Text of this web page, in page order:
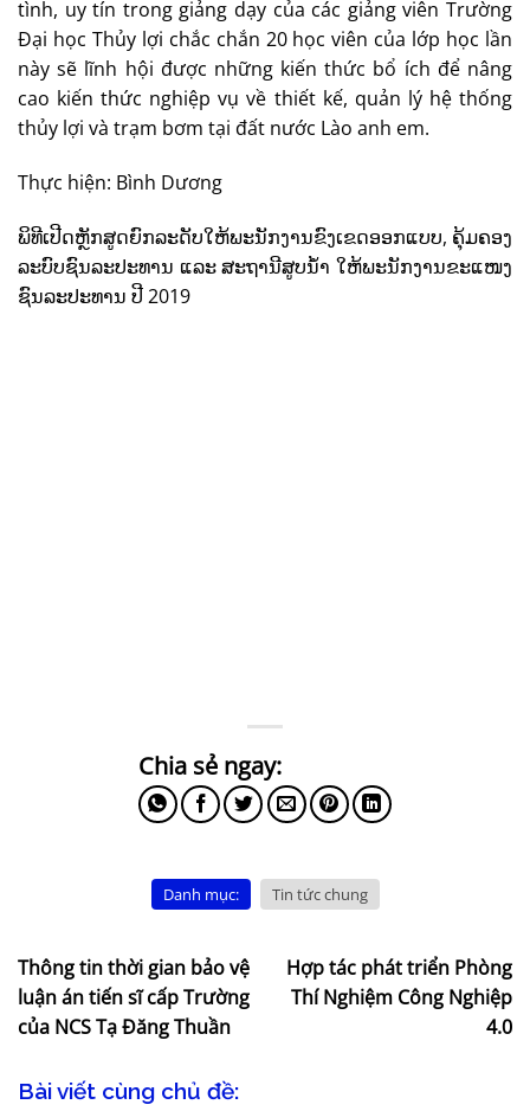
tình, uy tín trong giảng dạy của các giảng viên Trường
Đại học Thủy lợi chắc chắn 20 học viên của lớp học lần
này sẽ lĩnh hội được những kiến thức bổ ích để nâng
cao kiến thức nghiệp vụ về thiết kế, quản lý hệ thống
thủy lợi và trạm bơm tại đất nước Lào anh em.
Thực hiện: Bình Dương
ພິທີເປີດຫຼັກສູດຍົກລະດັບໃຫ້ພະນັກງານຂົງເຂດອອກແບບ, ຄຸ້ມຄອງ
ລະບົບຊົນລະປະທານ ແລະ ສະຖານີສູບນໍ້າ ໃຫ້ພະນັກງານຂະແໜງ
ຊົນລະປະທານ ປີ 2019
Danh mục: Tin tức chung
Thông tin thời gian bảo vệ
luận án tiến sĩ cấp Trường
của NCS Tạ Đăng Thuần
Hợp tác phát triển Phòng
Thí Nghiệm Công Nghiệp
4.0
Bài viết cùng chủ đề: